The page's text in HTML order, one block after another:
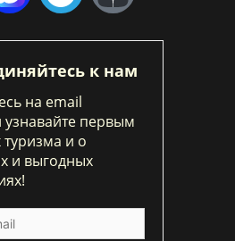
к нам
на email
узнавайте первым
туризма и о
и выгодных